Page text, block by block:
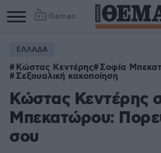
Games
ΕΛΛΑΔΑ
Κώστας Κεντέρης Σοφία
Σεξουαλική κακοποίηση
Κώστας Κεντέρης
Μπεκατώρου:
σου